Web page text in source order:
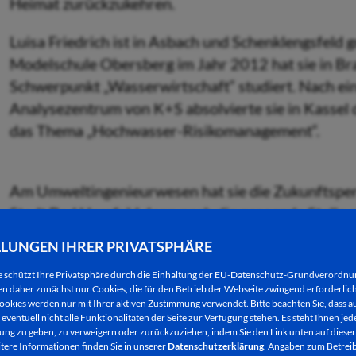
IHRER PRIVATSPHÄRE
schützt Ihre Privatsphäre durch die Einhaltung der EU-Datenschutz-
daher zunächst nur Cookies, die für den Betrieb der Webseite zwingend
werden nur mit Ihrer aktiven Zustimmung verwendet. Bitte beachten Sie, dass
nicht alle Funktionalitäten der Seite zur Verfügung stehen. Es steht Ihnen
zu geben, zu verweigern oder zurückzuziehen, indem Sie den Link unten auf
Informationen finden Sie in unsererDatenschutzerklärung. Angaben zum
Luisa Friedrich ist in Asbach und Schenklengsfeld
Modelschule Obersberg im Jahr 2012 hat sie in
Schwerpunkt „Wasserwirtschaft“ studiert. Nach
Analysezentrum von K+S absolvierte sie in
das Thema „Hochwasser-Risikomanagement“.
Am Umweltingenieurwesen hat sie die
Stadt Bad Hersfeld dann noch die passende Stelle
Während der ersten Arbeitstage hat Luisa
diese ebenfalls einen sehr wichtigen Teil des
Berührungspunkte mit ihrem Aufgabenbereich
Seitdem arbeitet sie unter Leitung von Martin